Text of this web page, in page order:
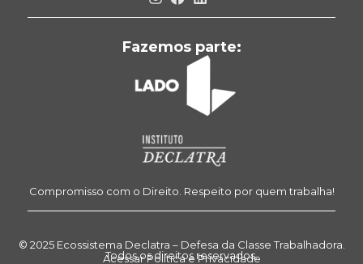
Fazemos parte:
Compromisso com o Direito. Respeito por quem trabalha!
© 2025 Ecossistema Declatra – Defesa da Classe Trabalhadora.
Todos os direitos reservados.
Acessar Política e Privacidade